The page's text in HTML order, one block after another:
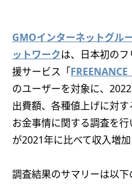
GMOインターネットグル
ットワークは、日本初の
援サービス「
のユーザーを対象に、
出費額、各種値上げに対
お金事情に関する調査を
が2021年に比べて収入増
調査結果のサマリーは以下